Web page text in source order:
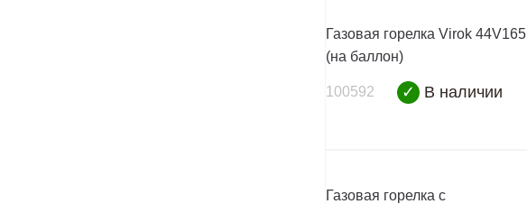
Газовая горелка Virok 44V165
(на баллон)
100592 ✓ В наличии
Газовая горелка с